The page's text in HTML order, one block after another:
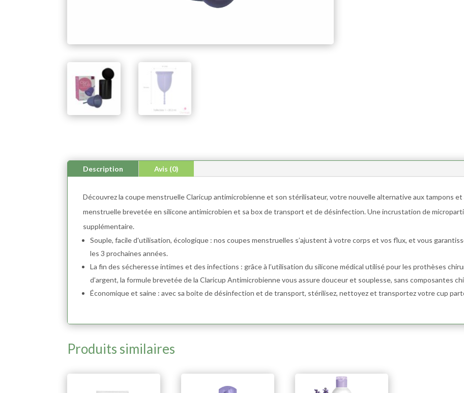
Description Avis (0)
Découvrez la coupe menstruelle Claricup antimicrobienne et son stérilisateur, votre nouvelle alternative aux tampons
menstruelle brevetée en silicone antimicrobien et sa box de transport et de désinfection. Une incrustation de
supplémentaire.
Souple, facile d'utilisation, écologique : nos coupes menstruelles s’ajustent à votre corps et vos flux, et vous
les 3 prochaines années.
La fin des sécheresse intimes et des infections : grâce à l’utilisation du silicone médical utilisé pour les prothèses
d’argent, la formule brevetée de la Claricup Antimicrobienne vous assure douceur et souplesse, sans composantes
Économique et saine : avec sa boite de désinfection et de transport, stérilisez, nettoyez et transportez votre cup
Produits similaires